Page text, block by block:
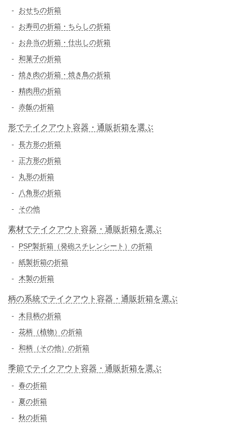
おせちの折箱
お寿司の折箱・ちらしの折箱
お弁当の折箱・仕出しの折箱
和菓子の折箱
焼き肉の折箱・焼き鳥の折箱
精肉用の折箱
赤飯の折箱
形でテイクアウト容器・通販折箱を選ぶ
長方形の折箱
正方形の折箱
丸形の折箱
八角形の折箱
その他
素材でテイクアウト容器・通販折箱を選ぶ
PSP製折箱（発砲スチレンシート）の折箱
紙製折箱の折箱
木製の折箱
柄の系統でテイクアウト容器・通販折箱を選ぶ
木目柄の折箱
花柄（植物）の折箱
和柄（その他）の折箱
季節でテイクアウト容器・通販折箱を選ぶ
春の折箱
夏の折箱
秋の折箱